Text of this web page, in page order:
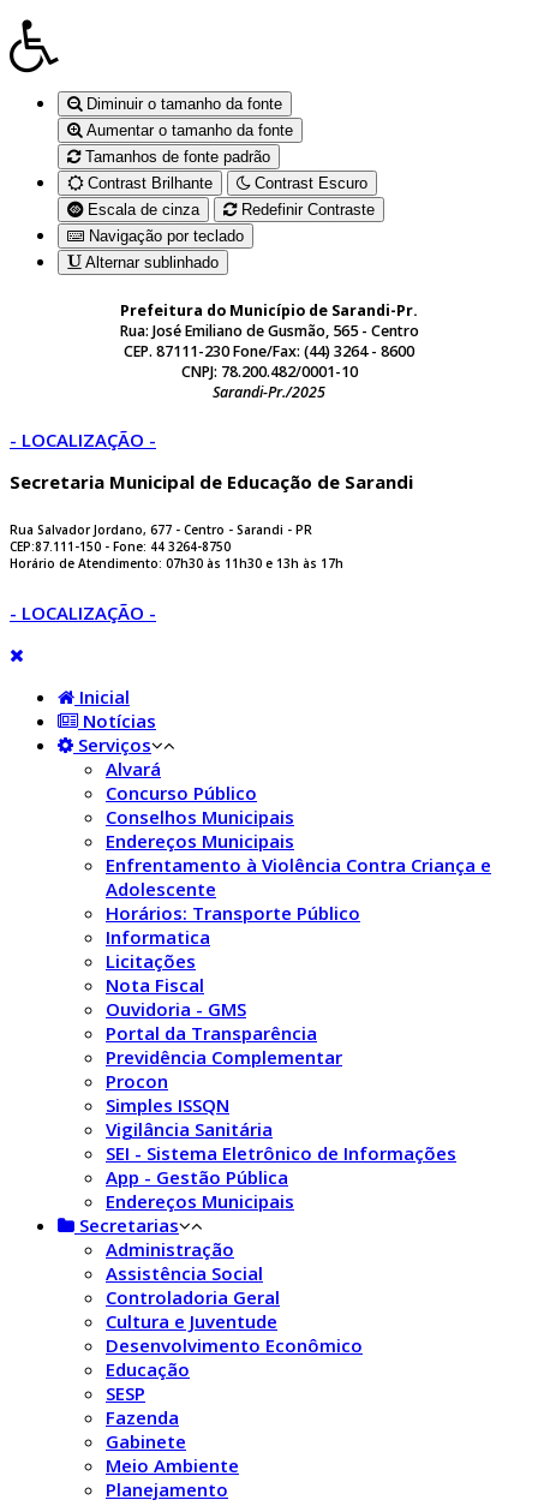
Diminuir o tamanho da fonte
Aumentar o tamanho da fonte
Tamanhos de fonte padrão
Contrast Brilhante
Contrast Escuro
Escala de cinza
Redefinir Contraste
Navigação por teclado
Alternar sublinhado
Prefeitura do Município de Sarandi-Pr.
Rua: José Emiliano de Gusmão, 565 - Centro
CEP. 87111-230 Fone/Fax: (44) 3264 - 8600
CNPJ: 78.200.482/0001-10
Sarandi-Pr./2025
- LOCALIZAÇÃO -
Secretaria Municipal de Educação de Sarandi
Rua Salvador Jordano, 677 - Centro - Sarandi - PR
CEP:87.111-150 - Fone: 44 3264-8750
Horário de Atendimento: 07h30 às 11h30 e 13h às 17h
- LOCALIZAÇÃO -
Inicial
Notícias
Serviços
Alvará
Concurso Público
Conselhos Municipais
Endereços Municipais
Enfrentamento à Violência Contra Criança e
Adolescente
Horários: Transporte Público
Informatica
Licitações
Nota Fiscal
Ouvidoria - GMS
Portal da Transparência
Previdência Complementar
Procon
Simples ISSQN
Vigilância Sanitária
SEI - Sistema Eletrônico de Informações
App - Gestão Pública
Endereços Municipais
Secretarias
Administração
Assistência Social
Controladoria Geral
Cultura e Juventude
Desenvolvimento Econômico
Educação
SESP
Fazenda
Gabinete
Meio Ambiente
Planejamento